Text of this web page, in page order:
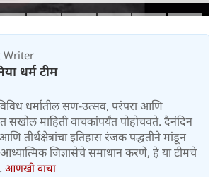
Writer
धर्म टीम
धर्मांतील सण-उत्सव, परंपरा आणि
सखोल माहिती वाचकांपर्यंत पोहोचवते. दैनंदिन
तीर्थक्षेत्रांचा इतिहास रंजक पद्धतीने मांडून
आध्यात्मिक जिज्ञासेचे समाधान करणे, हे या टीमचे
आणखी वाचा